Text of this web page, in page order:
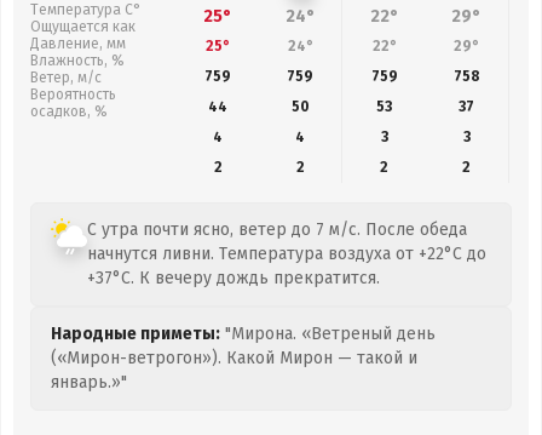
Температура С°
Ощущается как
Давление, мм
Влажность, %
Ветер, м/с
Вероятность
осадков, %
25° 24° 22° 29°
25° 24° 22° 29°
759
759 759 758
44
50 53 37
4
4 3
3
2
2 2 2
С утра почти ясно, ветер до 7 м/с. После обеда
начнутся ливни. Температура воздуха от +22°C до
+37°C. К вечеру дождь прекратится.
Народные приметы: "Мирона. «Ветреный день
(«Мирон-ветрогон»). Какой Мирон — такой и
январь.»"